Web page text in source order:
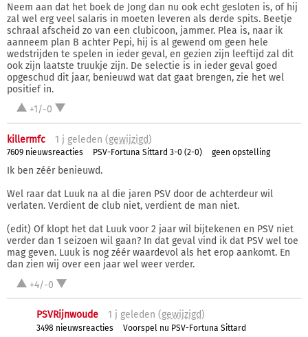
Neem aan dat het boek de Jong dan nu ook echt gesloten is, of hij
zal wel erg veel salaris in moeten leveren als derde spits. Beetje
schraal afscheid zo van een clubicoon, jammer. Plea is, naar ik
aanneem plan B achter Pepi, hij is al gewend om geen hele
wedstrijden te spelen in ieder geval, en gezien zijn leeftijd zal dit
ook zijn laatste truukje zijn. De selectie is in ieder geval goed
opgeschud dit jaar, benieuwd wat dat gaat brengen, zie het wel
positief in.
+1/-0
killermfc 1 j geleden (gewijzigd)
7609 nieuwsreacties PSV-Fortuna Sittard 3-0 (2-0) geen opstelling
Ik ben zéér benieuwd.
Wel raar dat Luuk na al die jaren PSV door de achterdeur wil
verlaten. Verdient de club niet, verdient de man niet.
(edit) Of klopt het dat Luuk voor 2 jaar wil bijtekenen en PSV niet
verder dan 1 seizoen wil gaan? In dat geval vind ik dat PSV wel toe
mag geven. Luuk is nog zéér waardevol als het erop aankomt. En
dan zien wij over een jaar wel weer verder.
+4/-0
PSVRijnwoude 1 j geleden (gewijzigd)
3498 nieuwsreacties
Voorspel nu PSV-Fortuna Sittard